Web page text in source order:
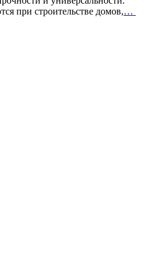
при строительстве домов,…